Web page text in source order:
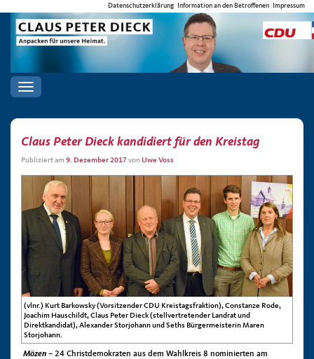
Datenschutzerklärung Information an den Betroffenen Impressum
Toggle
navigation
Claus Peter Dieck kandidiert für den Kreistag
Publiziert am 9. Dezember 2017von Uwe Voss
(vlnr.) Kurt Barkowsky (Vorsitzender CDU Kreistagsfraktion), Constanze Rode,
Joachim Hauschildt, Claus Peter Dieck (stellvertretender Landrat und
Direktkandidat), Alexander Storjohann und Seths Bürgermeisterin Maren
Storjohann.
Mözen – 24 Christdemokraten aus dem Wahlkreis 8 nominierten am